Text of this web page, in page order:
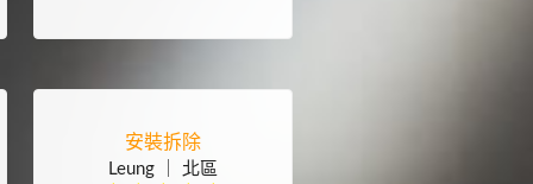
用心
安裝拆除
Leung ｜ 北區